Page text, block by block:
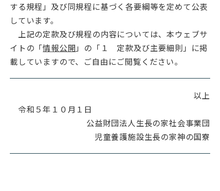
する規程」及び同規程に基づく各要綱等を定めて公表
しています。
上記の定款及び規程の内容については、本ウェブサ
イトの「情報公開 」の「１ 定款及び主要細則」に掲
載していますので、ご自由にご閲覧ください。
以上
令和５年１０月１日
公益財団法人生長の家社会事業団
児童養護施設生長の家神の国寮